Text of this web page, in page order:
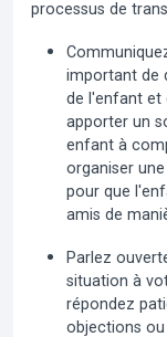
processus de
important de
de l'enfant et
apporter un
enfant à
organiser
pour que
amis de
Parlez
situation à
répondez
objections